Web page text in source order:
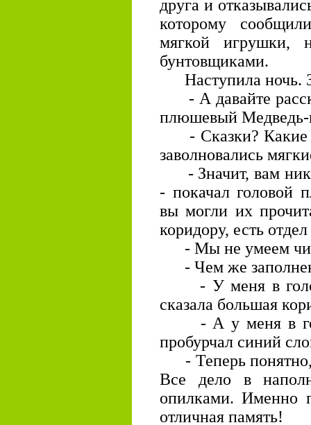
друга и
которому
мягкой игрушки,
бунтовщиками.
Наступила ночь.
- А давайте
плюшевый
- Сказки? Какие
заволновались
- Значит, вам
- покачал
вы могли их
коридору, есть
- Мы не умеем
- Чем же
- У меня в
сказала большая
- А у меня в
пробурчал синий
- Теперь понятно,
Все дело в
опилками. Именно
отличная память!